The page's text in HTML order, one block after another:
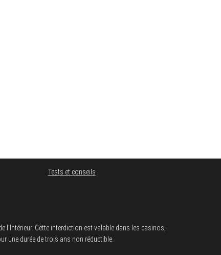
Tests et conseils
l'Intérieur. Cette interdiction est valable dans les casinos,
une durée de trois ans non réductible.